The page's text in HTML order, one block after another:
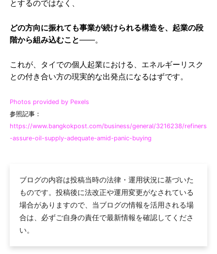
とするのではなく、
どの方向に振れても事業が続けられる構造を、起業の段
階から組み込むこと――。
これが、タイでの個人起業における、エネルギーリスク
との付き合い方の現実的な出発点になるはずです。
Photos provided by Pexels
参照記事：
https://www.bangkokpost.com/business/general/3216238/refiners
-assure-oil-supply-adequate-amid-panic-buying
ブログの内容は投稿当時の法律・運用状況に基づいた
ものです。投稿後に法改正や運用変更がなされている
場合がありますので、当ブログの情報を活用される場
合は、必ずご自身の責任で最新情報を確認してくださ
い。